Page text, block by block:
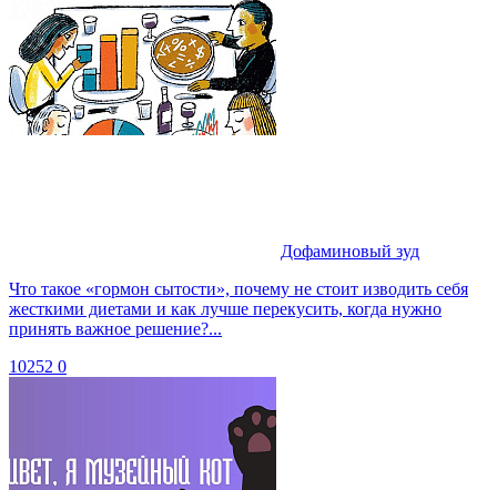
Дофаминовый зуд
Что такое «гормон сытости», почему не стоит изводить себя
жесткими диетами и как лучше перекусить, когда нужно
принять важное решение?...
10252 0